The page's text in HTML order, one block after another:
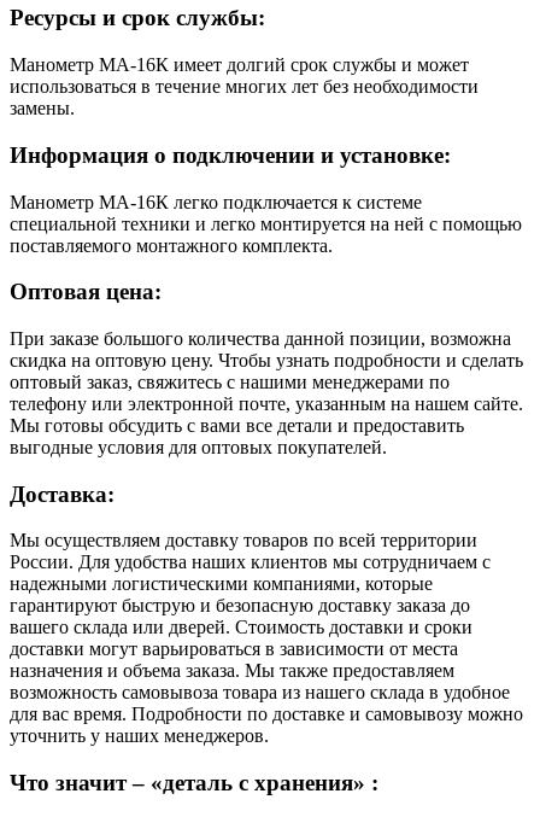
Ресурсы и срок службы:
Манометр МА-16К имеет долгий срок службы и может
использоваться в течение многих лет без необходимости
замены.
Информация о подключении и установке:
Манометр МА-16К легко подключается к системе
специальной техники и легко монтируется на ней с помощью
поставляемого монтажного комплекта.
Оптовая цена:
При заказе большого количества данной позиции, возможна
скидка на оптовую цену. Чтобы узнать подробности и сделать
оптовый заказ, свяжитесь с нашими менеджерами по
телефону или электронной почте, указанным на нашем сайте.
Мы готовы обсудить с вами все детали и предоставить
выгодные условия для оптовых покупателей.
Доставка:
Мы осуществляем доставку товаров по всей территории
России. Для удобства наших клиентов мы сотрудничаем с
надежными логистическими компаниями, которые
гарантируют быструю и безопасную доставку заказа до
вашего склада или дверей. Стоимость доставки и сроки
доставки могут варьироваться в зависимости от места
назначения и объема заказа. Мы также предоставляем
возможность самовывоза товара из нашего склада в удобное
для вас время. Подробности по доставке и самовывозу можно
уточнить у наших менеджеров.
Что значит – «деталь с хранения» :